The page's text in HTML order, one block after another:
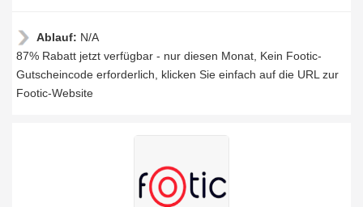
Ablauf: N/A
87% Rabatt jetzt verfügbar - nur diesen Monat, Kein Footic-
Gutscheincode erforderlich, klicken Sie einfach auf die URL zur
Footic-Website